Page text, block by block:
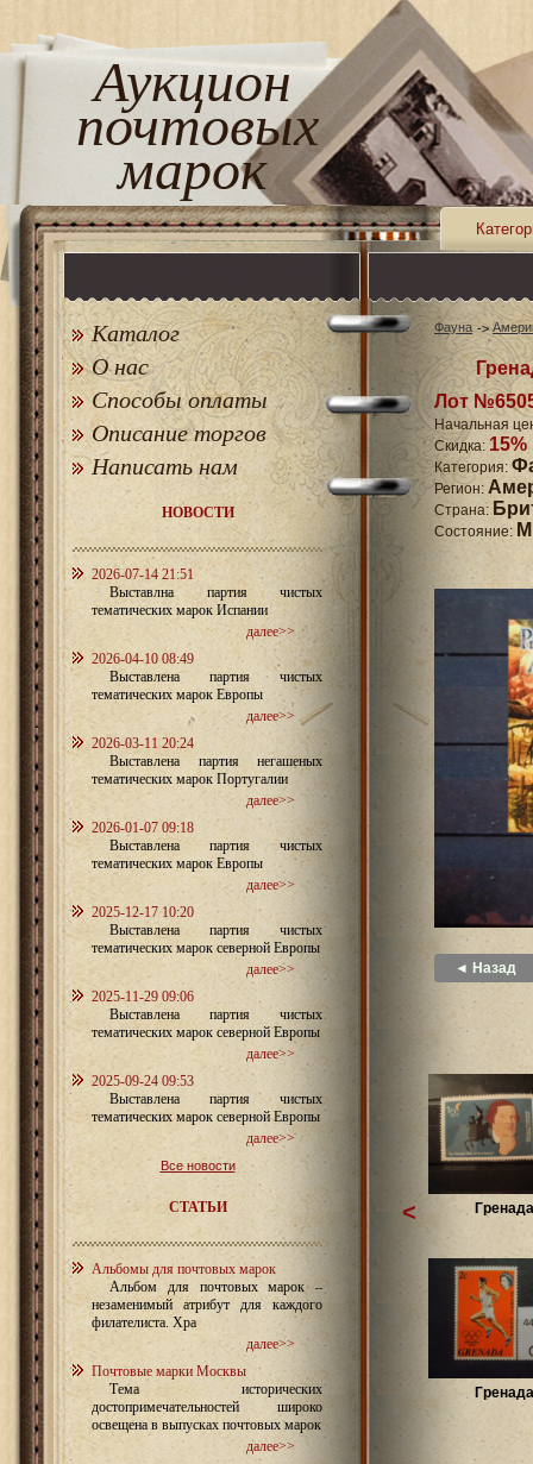
Аукцион
почтовых
марок
Каталог
О нас
Способы оплаты
Описание торгов
Написать нам
НОВОСТИ
2026-07-14 21:51
Выставлна партия чистых
тематических марок Испании
далее>>
2026-04-10 08:49
Выставлена партия чистых
тематических марок Европы
далее>>
2026-03-11 20:24
Выставлена партия негашеных
тематических марок Португалии
далее>>
2026-01-07 09:18
Выставлена партия чистых
тематических марок Европы
далее>>
2025-12-17 10:20
Выставлена партия чистых
тематических марок северной Европы
далее>>
2025-11-29 09:06
Выставлена партия чистых
тематических марок северной Европы
далее>>
2025-09-24 09:53
Выставлена партия чистых
тематических марок северной Европы
далее>>
Все новости
СТАТЬИ
Альбомы для почтовых марок
Альбом для почтовых марок –
незаменимый атрибут для каждого
филателиста. Хра
далее>>
Почтовые марки Москвы
Тема исторических
достопримечательностей широко
освещена в выпусках почтовых марок
далее>>
Фауна
Лот
Начальная
Скидка: 15%
Категория:
Регион:
Страна:
Состояние:
◄ Назад
<